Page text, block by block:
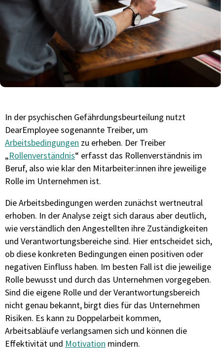
In der psychischen Gefährdungsbeurteilung nutzt
DearEmployee sogenannte Treiber, um
Arbeitsbedingungen zu erheben. Der Treiber
„Rollenverständnis“ erfasst das Rollenverständnis im
Beruf, also wie klar den Mitarbeiter:innen ihre jeweilige
Rolle im Unternehmen ist.
Die Arbeitsbedingungen werden zunächst wertneutral
erhoben. In der Analyse zeigt sich daraus aber deutlich,
wie verständlich den Angestellten ihre Zuständigkeiten
und Verantwortungsbereiche sind. Hier entscheidet sich,
ob diese konkreten Bedingungen einen positiven oder
negativen Einfluss haben. Im besten Fall ist die jeweilige
Rolle bewusst und durch das Unternehmen vorgegeben.
Sind die eigene Rolle und der Verantwortungsbereich
nicht genau bekannt, birgt dies für das Unternehmen
Risiken. Es kann zu Doppelarbeit kommen,
Arbeitsabläufe verlangsamen sich und können die
Effektivität und Motivation mindern.